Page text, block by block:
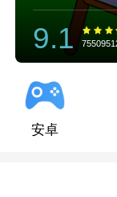
9.1
安卓